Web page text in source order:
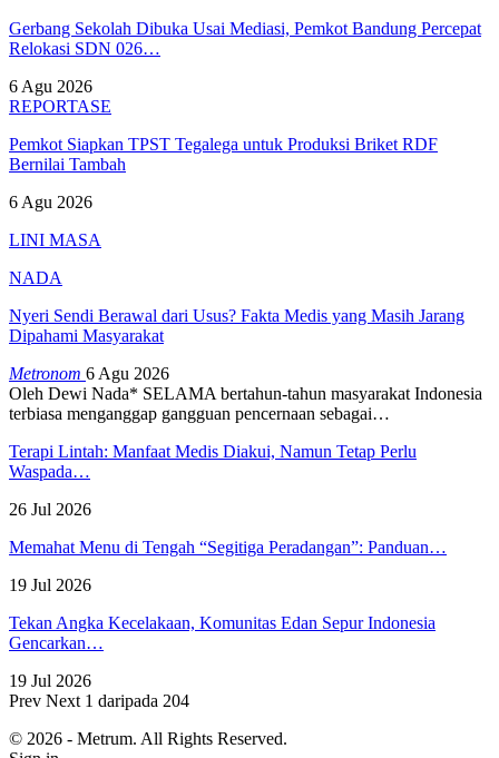
Gerbang Sekolah Dibuka Usai Mediasi, Pemkot Bandung Percepat
Relokasi SDN 026…
6 Agu 2026
REPORTASE
Pemkot Siapkan TPST Tegalega untuk Produksi Briket RDF
Bernilai Tambah
6 Agu 2026
LINI MASA
NADA
Nyeri Sendi Berawal dari Usus? Fakta Medis yang Masih Jarang
Dipahami Masyarakat
Metronom 6 Agu 2026
Oleh Dewi Nada* SELAMA bertahun-tahun masyarakat Indonesia
terbiasa menganggap gangguan pencernaan sebagai…
Terapi Lintah: Manfaat Medis Diakui, Namun Tetap Perlu
Waspada…
26 Jul 2026
Memahat Menu di Tengah “Segitiga Peradangan”: Panduan…
19 Jul 2026
Tekan Angka Kecelakaan, Komunitas Edan Sepur Indonesia
Gencarkan…
19 Jul 2026
Prev Next 1 daripada 204
© 2026 - Metrum. All Rights Reserved.